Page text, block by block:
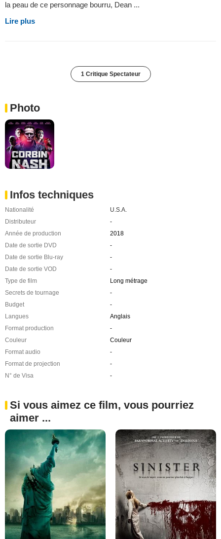
la peau de ce personnage bourru, Dean ...
Lire plus
1 Critique Spectateur
Photo
Infos techniques
Nationalité
U.S.A.
Distributeur
-
Année de production
2018
Date de sortie DVD
-
Date de sortie Blu-ray
-
Date de sortie VOD
-
Type de film
Long métrage
Secrets de tournage
-
Budget
-
Langues
Anglais
Format production
-
Couleur
Couleur
Format audio
-
Format de projection
-
N° de Visa
-
Si vous aimez ce film, vous pourriez
aimer ...